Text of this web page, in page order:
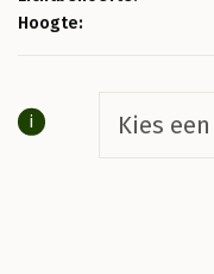
Hoogte:
i